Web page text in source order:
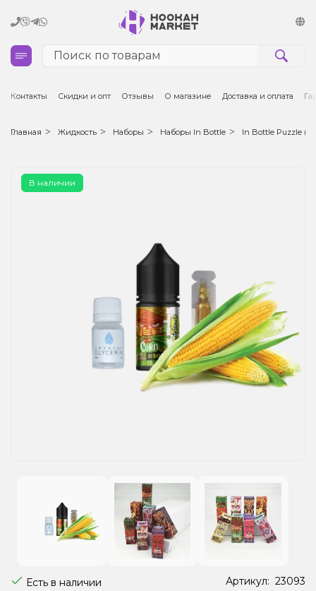
Кальяны
Табак для кальяна и кальянные смеси
Чаши для кальяна
Электронные сигареты (POD)
Комплектующие для POD
Жидкости для электронных сигарет
Подарочные наборы
Контакты Скидки и опт Отзывы О магазине Доставка и оплата
Главная Жидкость Наборы Наборы In Bottle In Bottle Puzzle
В наличии
Есть в наличии Артикул: 23093